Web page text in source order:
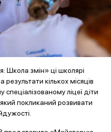
Школа змін» ці школярі
кількох місяців
ліцеї діти
покликаний розвивати